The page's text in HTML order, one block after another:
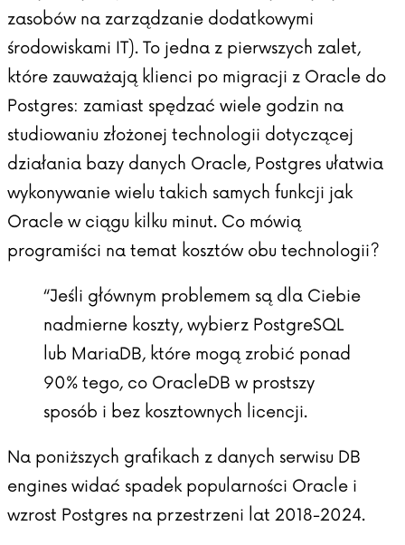
zasobów na zarządzanie dodatkowymi
środowiskami IT). To jedna z pierwszych zalet,
które zauważają klienci po migracji z Oracle do
Postgres: zamiast spędzać wiele godzin na
studiowaniu złożonej technologii dotyczącej
działania bazy danych Oracle, Postgres ułatwia
wykonywanie wielu takich samych funkcji jak
Oracle w ciągu kilku minut. Co mówią
programiści na temat kosztów obu technologii?
“Jeśli głównym problemem są dla Ciebie
nadmierne koszty, wybierz PostgreSQL
lub MariaDB, które mogą zrobić ponad
90% tego, co OracleDB w prostszy
sposób i bez kosztownych licencji.
Na poniższych grafikach z danych serwisu DB
engines widać spadek popularności Oracle i
wzrost Postgres na przestrzeni lat 2018-2024.